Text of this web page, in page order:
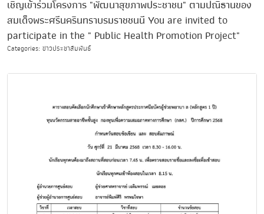
เชิญเข้าร่วมโครงการ "พัฒนาสุขภาพประชาชน" ตามปณิธานของ
สมเด็จพระศรีนครินทราบรมราชชนนี You are invited to
participate in the " Public Health Promotion Project"
Categories: ข่าวประชาสัมพันธ์